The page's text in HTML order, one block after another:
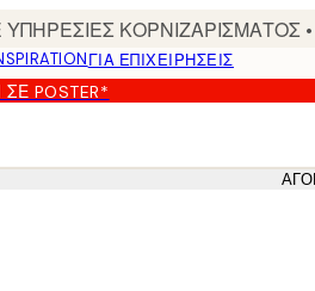
ΚΟΡΝΙΖΑΡΙΣΜΑΤΟΣ
ΓΙΑ ΕΠΙΧΕΙΡΗΣΕΙΣ
POSTER*